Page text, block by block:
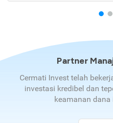
Partner
Cermati Invest telah
investasi kredibel dan
keamanan dana